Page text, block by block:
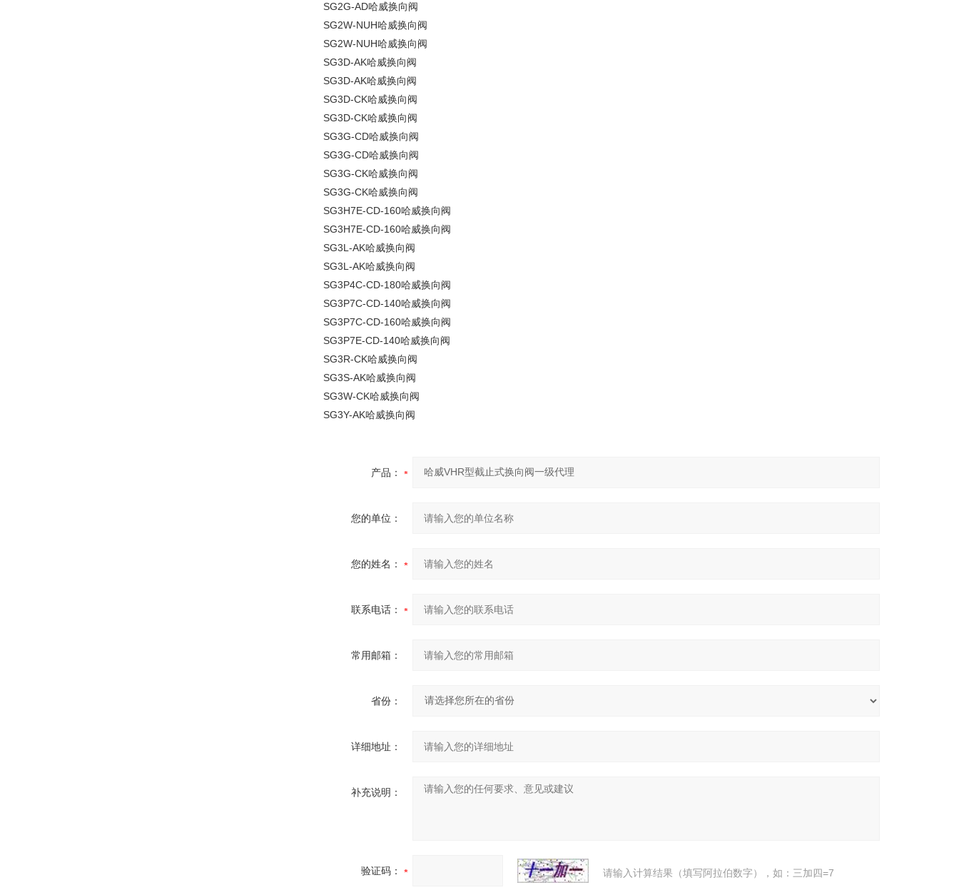
SG2G-AD哈威换向阀
SG2W-NUH哈威换向阀
SG2W-NUH哈威换向阀
SG3D-AK哈威换向阀
SG3D-AK哈威换向阀
SG3D-CK哈威换向阀
SG3D-CK哈威换向阀
SG3G-CD哈威换向阀
SG3G-CD哈威换向阀
SG3G-CK哈威换向阀
SG3G-CK哈威换向阀
SG3H7E-CD-160哈威换向阀
SG3H7E-CD-160哈威换向阀
SG3L-AK哈威换向阀
SG3L-AK哈威换向阀
SG3P4C-CD-180哈威换向阀
SG3P7C-CD-140哈威换向阀
SG3P7C-CD-160哈威换向阀
SG3P7E-CD-140哈威换向阀
SG3R-CK哈威换向阀
SG3S-AK哈威换向阀
SG3W-CK哈威换向阀
SG3Y-AK哈威换向阀
产品：
您的单位：
您的姓名：
联系电话：
常用邮箱：
省份：
详细地址：
补充说明：
验证码： 请输入计算结果（填写阿拉伯数字），如：三加四=7